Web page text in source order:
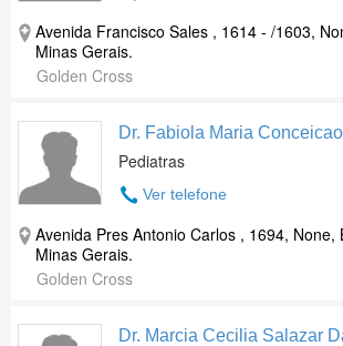
Avenida Francisco Sales , 1614 - /1603,
Minas Gerais.
Golden Cross
Dr. Fabiola Maria
Pediatras
Ver telefone
Avenida Pres Antonio Carlos , 1694, None,
Minas Gerais.
Golden Cross
Dr. Marcia Cecilia Salazar